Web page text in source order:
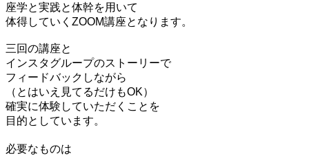
座学と実践と体幹を用いて
体得していくZOOM講座となります。
三回の講座と
インスタグループのストーリーで
フィードバックしながら
（とはいえ見てるだけもOK）
確実に体験していただくことを
目的としています。
必要なものは